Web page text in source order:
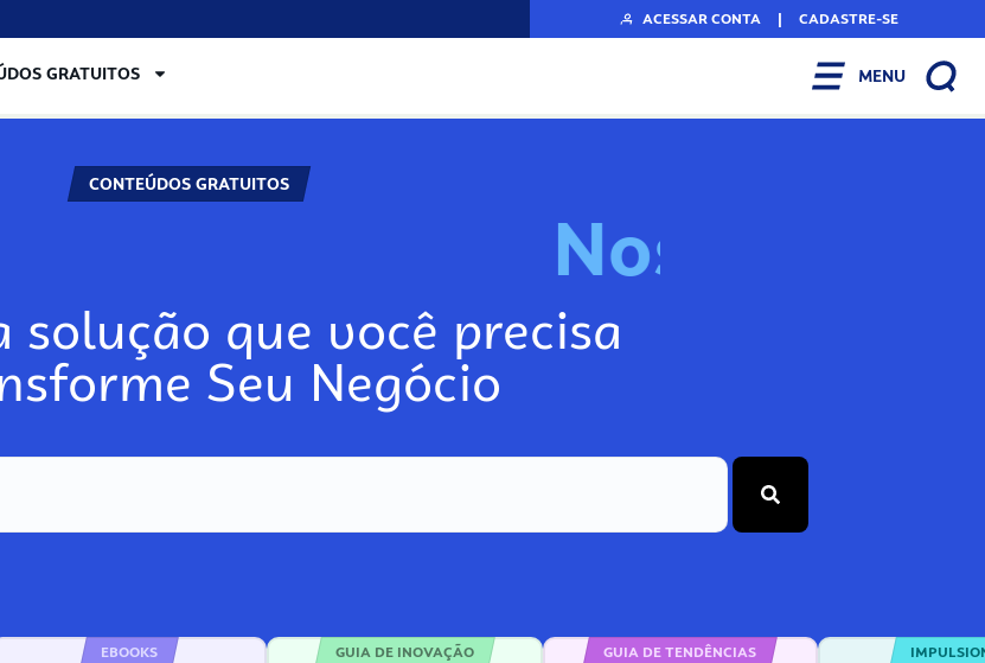
ACESSAR CONTA | CADASTRE-SE
GRATUITOS MENU
CONTEÚDOS GRATUITOS
No
solução que você precisa
Seu Negócio
EBOOKS GUIA DE INOVAÇÃO GUIA DE TENDÊNCIAS